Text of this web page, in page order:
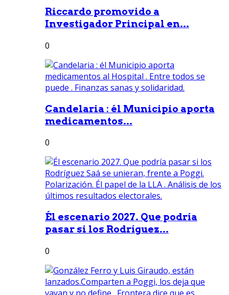
Riccardo promovido a
Investigador Principal en...
0
Candelaria : él Municipio aporta
medicamentos...
0
Él escenario 2027. Que podría
pasar si los Rodríguez...
0